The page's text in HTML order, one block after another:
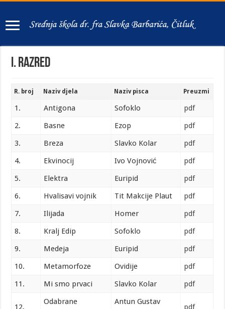
I. Razred
R. broj Naziv djela Naziv pisca Preuzmi
1. Antigona Sofoklo
pdf
2.
Basne Ezop
pdf
3.
Breza Slavko Kolar
pdf
4.
Ekvinocij Ivo Vojnović
pdf
5.
Elektra Euripid
pdf
6.
Hvalisavi vojnik Tit Makcije Plaut
pdf
7.
Ilijada Homer
pdf
8.
Kralj Edip Sofoklo
pdf
9.
Medeja Euripid
pdf
10.
Metamorfoze Ovidije
pdf
11.
Mi smo prvaci Slavko Kolar pdf
12.
Odabrane
Antun Gustav
pdf